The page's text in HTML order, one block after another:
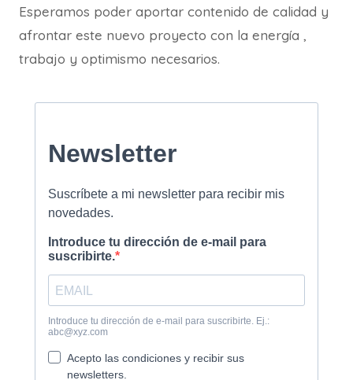
Esperamos poder aportar contenido de calidad y
afrontar este nuevo proyecto con la energía ,
trabajo y optimismo necesarios.